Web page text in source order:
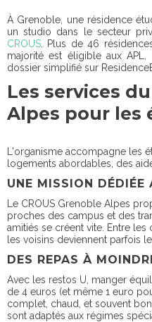
À Grenoble, une résidence
un studio dans le secteur
CROUS . Plus de 46
majorité est éligible aux
dossier simplifié sur
Les services
Alpes pour les
L'organisme accompagne les
logements abordables, des
UNE MISSION DÉDIÉE
Le CROUS Grenoble Alpes
proches des campus et des
amitiés se créent vite. Entre
les voisins deviennent parfois
DES REPAS À
Avec les restos U, manger
de 4 euros (et même 1 euro
complet, chaud, et souvent
sont adaptés aux régimes